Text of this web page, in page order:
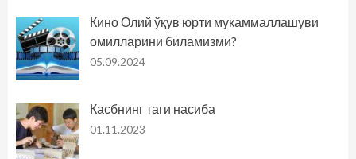
Кино Олий ўқув юрти мукаммаллашуви
омилларини биламизми?
05.09.2024
Касбнинг таги насиба
01.11.2023